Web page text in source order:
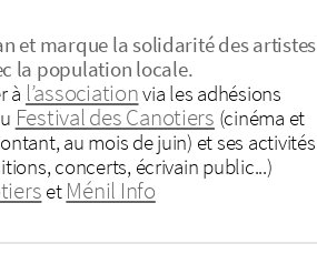
et marque la solidarité des artistes
la population locale.
à l’associationvia les adhésions
Festival des Canotiers (cinéma et
au mois de juin) et ses activités
concerts, écrivain public...)
et Ménil Info